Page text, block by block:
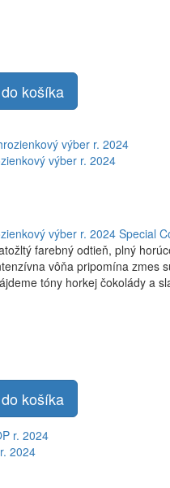
košíka
výber r. 2024
výber r. 2024 Special
farebný odtieň, plný
vôňa pripomína zmes
tóny horkej čokolády a
košíka
2024